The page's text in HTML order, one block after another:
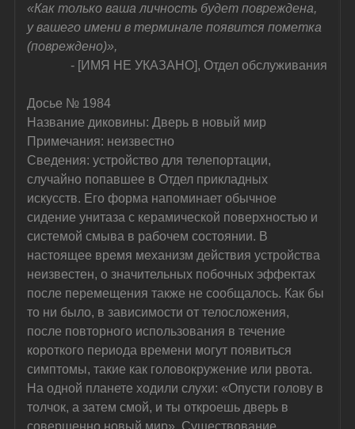
«Как только ваша личность будет повреждена,
у вашего имени в терминале появится пометка
(повреждено)»,
- [ИМЯ НЕ УКАЗАНО], Отдел обслуживания
Досье № 1984
Название диковины: Дверь в новый мир
Примечания: неизвестно
Сведения: устройство для телепортации,
случайно попавшее в Отдел прикладных
искусств. Его форма напоминает обычное
сидение унитаза с керамической поверхностью и
системой смыва в рабочем состоянии. В
настоящее время механизм действия устройства
неизвестен, о значительных побочных эффектах
после перемещения также не сообщалось. Как бы
то ни было, в зависимости от телосложения,
после повторного использования в течение
короткого периода времени могут появиться
симптомы, такие как головокружение или рвота.
На одной планете ходили слухи: «Опусти голову в
толчок, а затем смой, и ты откроешь дверь в
совершенно новый мир». Существование